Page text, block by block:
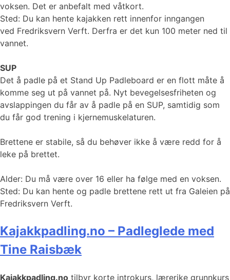
voksen. Det er anbefalt med våtkort.
Sted: Du kan hente kajakken rett innenfor inngangen
ved Fredriksvern Verft. Derfra er det kun 100 meter ned til
vannet.
SUP
Det å padle på et Stand Up Padleboard er en flott måte å
komme seg ut på vannet på. Nyt bevegelsesfriheten og
avslappingen du får av å padle på en SUP, samtidig som
du får god trening i kjernemuskelaturen.
Brettene er stabile, så du behøver ikke å være redd for å
leke på brettet.
Alder: Du må være over 16 eller ha følge med en voksen.
Sted: ​​​​​Du kan hente og padle brettene rett ut fra Galeien på
Fredriksvern Verft.
Kajakkpadling.no – Padleglede med
Tine Raisbæk
Kajakkpadling.no tilbyr korte introkurs, lærerike grunnkurs